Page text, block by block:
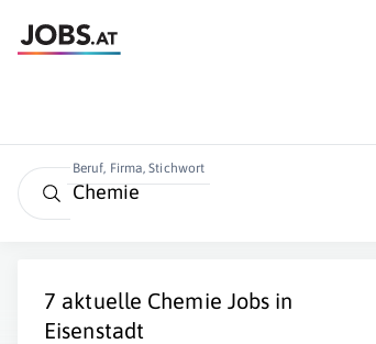
Beruf, Firma, Stichwort
7 aktuelle Chemie Jobs in
Eisenstadt